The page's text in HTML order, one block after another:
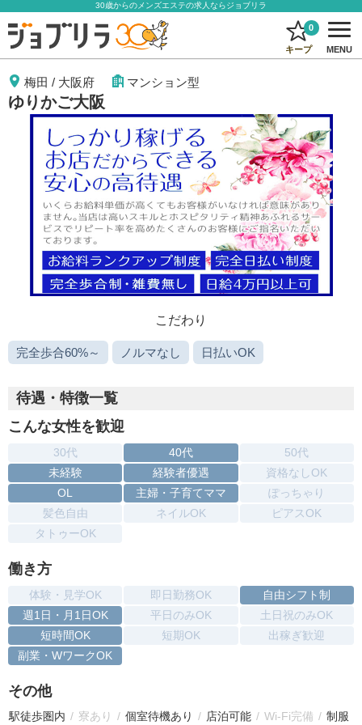
30歳からのメンズエステの求人ならジョブリラ
キープ
0
MENU
梅田 / 大阪府 マンション型
ゆりかご大阪
こだわり
完全歩合60%～ ノルマなし 日払いOK
待遇・特徴一覧
こんな女性を歓迎
30代 40代
50代
未経験
経験者優遇
資格なしOK
OL
主婦・子育てママ
ぽっちゃり
髪色自由
ネイルOK
ピアスOK
タトゥーOK
働き方
体験・見学OK 即日勤務OK
自由シフト制
週1日・月1日OK
平日のみOK
土日祝のみOK
短時間OK
短期OK
出稼ぎ歓迎
副業・WワークOK
その他
駅徒歩圏内 寮あり 個室待機あり 店泊可能 Wi-Fi完備
制服